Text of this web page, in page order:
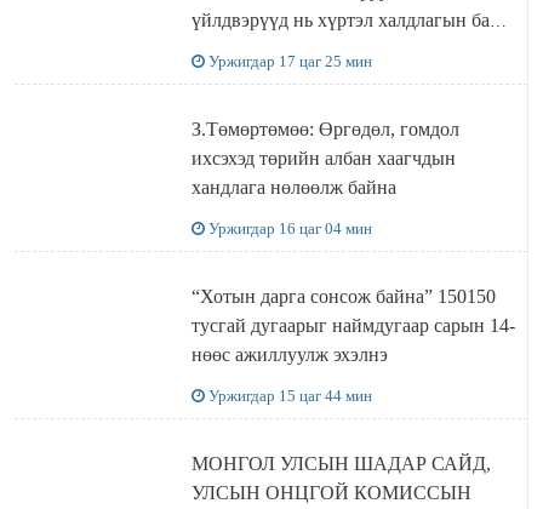
үйлдвэрүүд нь хүртэл халдлагын бай
Уржигдар 17 цаг 25 мин
З.Төмөртөмөө: Өргөдөл, гомдол
ихсэхэд төрийн албан хаагчдын
хандлага нөлөөлж байна
Уржигдар 16 цаг 04 мин
“Хотын дарга сонсож байна” 150150
тусгай дугаарыг наймдугаар сарын 14-
нөөс ажиллуулж эхэлнэ
Уржигдар 15 цаг 44 мин
МОНГОЛ УЛСЫН ШАДАР САЙД,
УЛСЫН ОНЦГОЙ КОМИССЫН